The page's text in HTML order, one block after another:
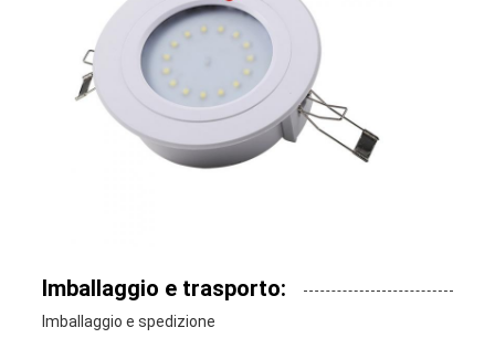
Imballaggio e trasporto:
Imballaggio e spedizione